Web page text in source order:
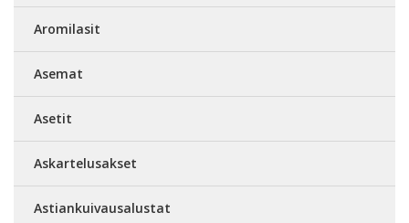
Aromilasit
Asemat
Asetit
Askartelusakset
Astiankuivausalustat